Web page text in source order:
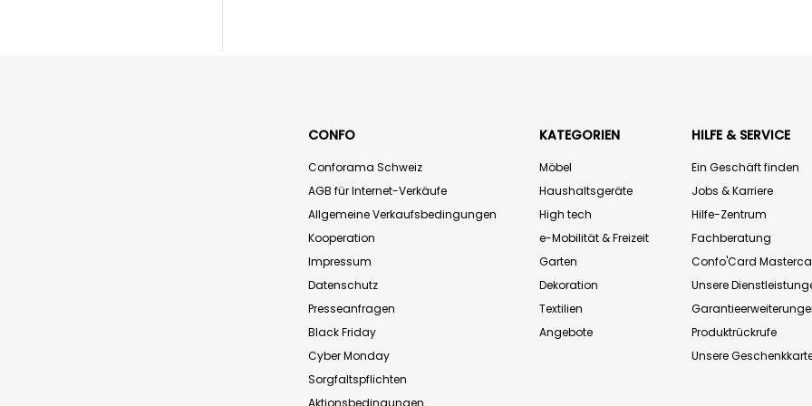
CONFO
Conforama Schweiz
AGB für Internet-Verkäufe
Allgemeine Verkaufsbedingungen
Kooperation
Impressum
Datenschutz
Presseanfragen
Black Friday
Cyber Monday
Sorgfaltspflichten
KATEGORIEN
Möbel
Haushaltsgeräte
High tech
e-Mobilität & Freizeit
Garten
Dekoration
Textilien
Angebote
HILFE & SERVICE
Ein Geschäft finden
Jobs & Karriere
Hilfe-Zentrum
Fachberatung
Confo'Card
Unsere
Produktrückrufe
Unsere